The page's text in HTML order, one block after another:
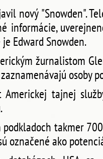
nový "Snowden".
Edward Snowden.
žurnalistom
osoby
tajnej
takmer
označené ako